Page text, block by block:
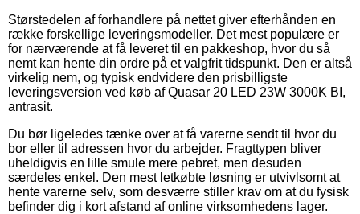
Størstedelen af forhandlere på nettet giver efterhånden en
række forskellige leveringsmodeller. Det mest populære er
for nærværende at få leveret til en pakkeshop, hvor du så
nemt kan hente din ordre på et valgfrit tidspunkt. Den er altså
virkelig nem, og typisk endvidere den prisbilligste
leveringsversion ved køb af Quasar 20 LED 23W 3000K BI,
antrasit.
Du bør ligeledes tænke over at få varerne sendt til hvor du
bor eller til adressen hvor du arbejder. Fragttypen bliver
uheldigvis en lille smule mere pebret, men desuden
særdeles enkel. Den mest letkøbte løsning er utvivlsomt at
hente varerne selv, som desværre stiller krav om at du fysisk
befinder dig i kort afstand af online virksomhedens lager.